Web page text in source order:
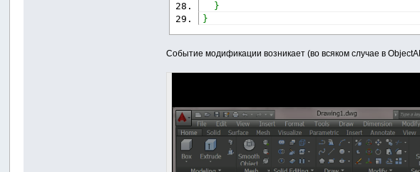
}
}
Событие модификации возникает (во всяком случае в